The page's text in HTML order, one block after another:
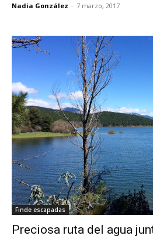
Nadia González - 7 marzo, 2017
Finde escapadas
Preciosa ruta del agua